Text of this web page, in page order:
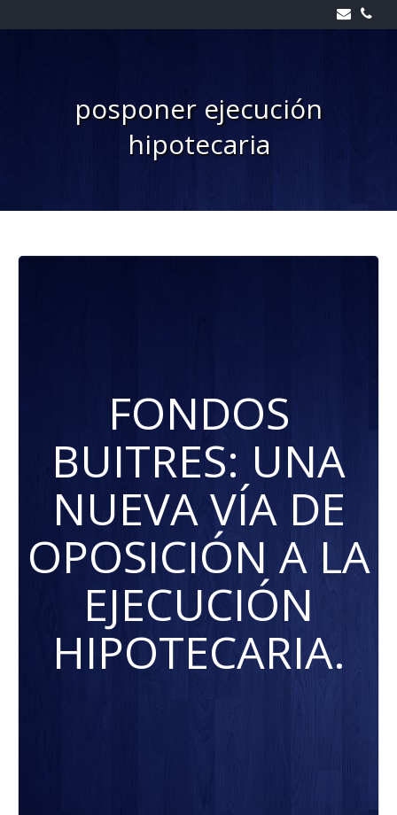
to
posponer ejecución
hipotecaria
FONDOS
BUITRES: UNA
NUEVA VÍA DE
OPOSICIÓN A LA
EJECUCIÓN
HIPOTECARIA.